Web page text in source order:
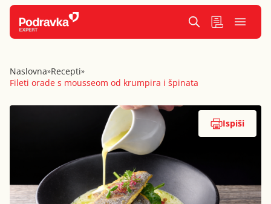
Naslovna»Recepti»
Fileti orade s mousseom od krumpira i špinata
Ispiši